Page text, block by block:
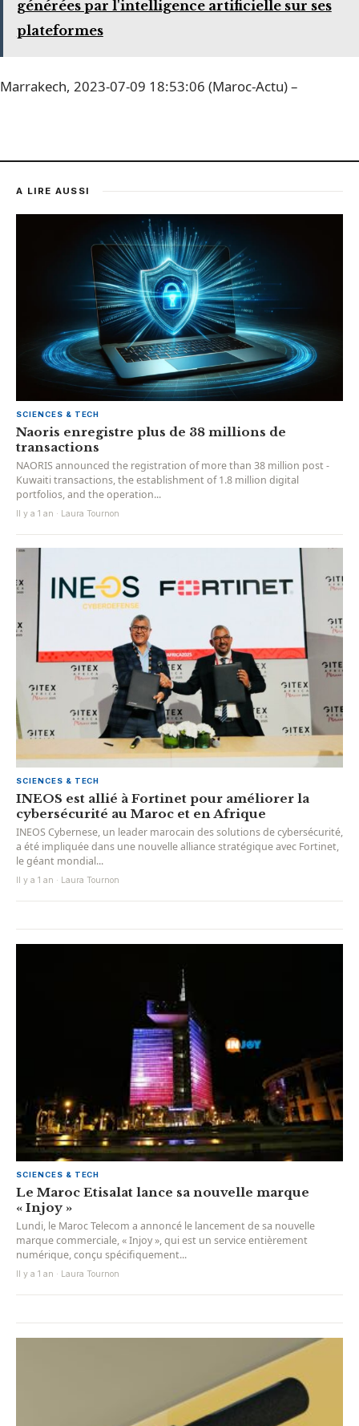
générées par l'intelligence artificielle sur ses
plateformes
Marrakech, 2023-07-09 18:53:06 (Maroc-Actu) –
A LIRE AUSSI
SCIENCES & TECH
Naoris enregistre plus de 38 millions de
transactions
NAORIS announced the registration of more than 38 million post -
Kuwaiti transactions, the establishment of 1.8 million digital
portfolios, and the operation...
Il y a 1 an · Laura Tournon
SCIENCES & TECH
INEOS est allié à Fortinet pour améliorer la
cybersécurité au Maroc et en Afrique
INEOS Cybernese, un leader marocain des solutions de cybersécurité,
a été impliquée dans une nouvelle alliance stratégique avec Fortinet,
le géant mondial...
Il y a 1 an · Laura Tournon
SCIENCES & TECH
Le Maroc Etisalat lance sa nouvelle marque
« Injoy »
Lundi, le Maroc Telecom a annoncé le lancement de sa nouvelle
marque commerciale, « Injoy », qui est un service entièrement
numérique, conçu spécifiquement...
Il y a 1 an · Laura Tournon